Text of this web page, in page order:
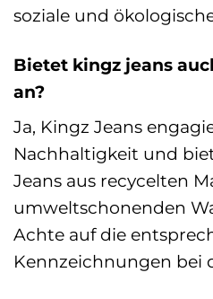
soziale und
Bietet kingz jeans
an?
Ja, Kingz Jeans
Nachhaltigkeit und
Jeans aus recycelten
umweltschonenden
Achte auf die
Kennzeichnungen bei